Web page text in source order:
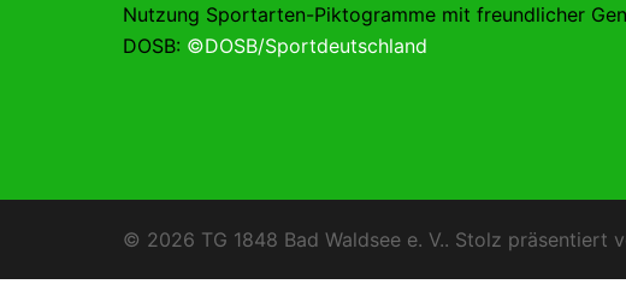
Nutzung Sportarten-Piktogramme mit freundlicher
DOSB: ©DOSB/Sportdeutschland
© 2026 TG 1848 Bad Waldsee e. V.. Stolz präsentiert